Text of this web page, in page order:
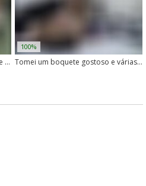
Morena arrebitada levando rola de cachorro no cu
100%
Tomei um boquete gostoso e várias pirocadas do meu cachorro safado